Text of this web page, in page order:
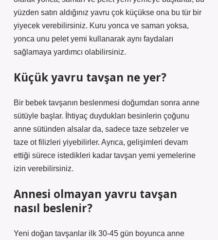
yüzden satın aldığınız yavru çok küçükse ona bu tür bir
yiyecek verebilirsiniz. Kuru yonca ve saman yoksa,
yonca unu pelet yemi kullanarak aynı faydaları
sağlamaya yardımcı olabilirsiniz.
Küçük yavru tavşan ne yer?
Bir bebek tavşanın beslenmesi doğumdan sonra anne
sütüyle başlar. İhtiyaç duydukları besinlerin çoğunu
anne sütünden alsalar da, sadece taze sebzeler ve
taze ot filizleri yiyebilirler. Ayrıca, gelişimleri devam
ettiği sürece istedikleri kadar tavşan yemi yemelerine
izin verebilirsiniz.
Annesi olmayan yavru tavşan
nasıl beslenir?
Yeni doğan tavşanlar ilk 30-45 gün boyunca anne